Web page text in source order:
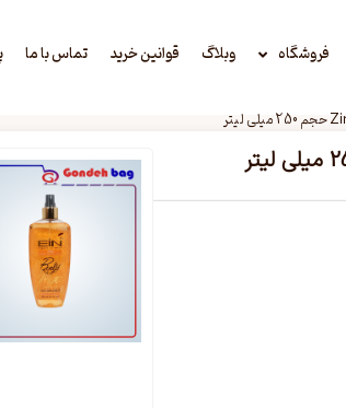
فروشگاه وبلاگ قوانین خرید تماس با ما